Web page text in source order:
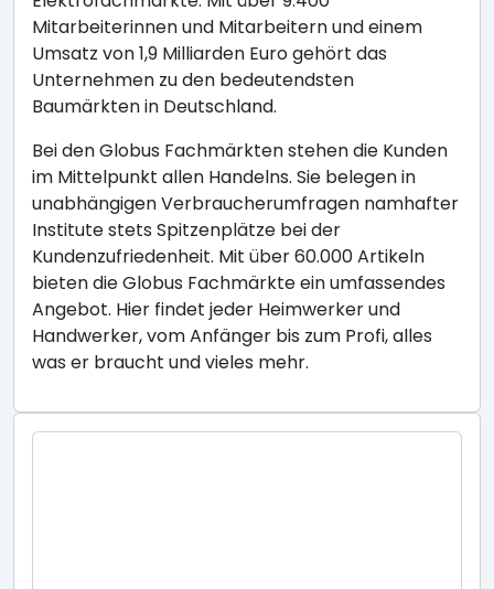
Mitarbeiterinnen und Mitarbeitern und einem
Umsatz von 1,9 Milliarden Euro gehört das
Unternehmen zu den bedeutendsten
Baumärkten in Deutschland.
Bei den Globus Fachmärkten stehen die Kunden
im Mittelpunkt allen Handelns. Sie belegen in
unabhängigen Verbraucherumfragen namhafter
Institute stets Spitzenplätze bei der
Kundenzufriedenheit. Mit über 60.000 Artikeln
bieten die Globus Fachmärkte ein umfassendes
Angebot. Hier findet jeder Heimwerker und
Handwerker, vom Anfänger bis zum Profi, alles
was er braucht und vieles mehr.